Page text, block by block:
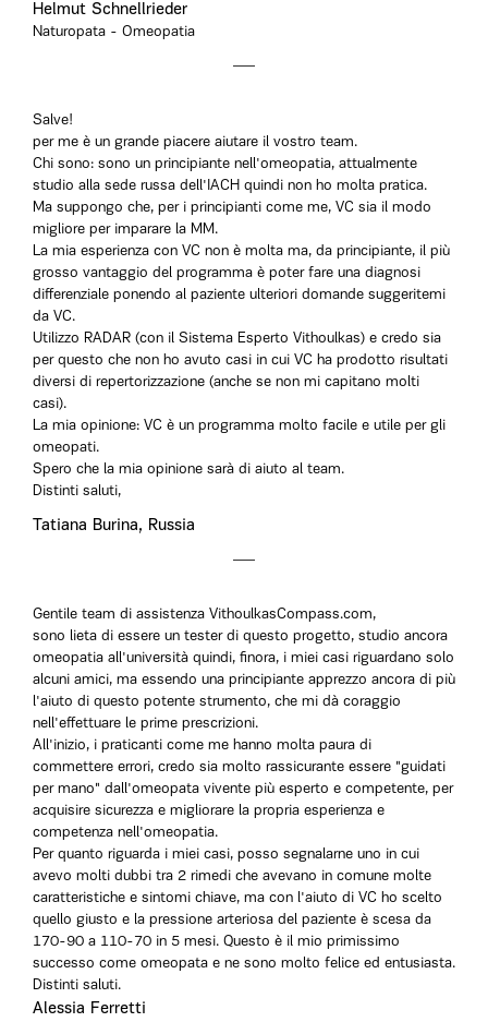
Helmut Schnellrieder
Naturopata - Omeopatia
Salve!
per me è un grande piacere aiutare il vostro team.
Chi sono: sono un principiante nell'omeopatia, attualmente
studio alla sede russa dell'IACH quindi non ho molta pratica.
Ma suppongo che, per i principianti come me, VC sia il modo
migliore per imparare la MM.
La mia esperienza con VC non è molta ma, da principiante, il più
grosso vantaggio del programma è poter fare una diagnosi
differenziale ponendo al paziente ulteriori domande suggeritemi
da VC.
Utilizzo RADAR (con il Sistema Esperto Vithoulkas) e credo sia
per questo che non ho avuto casi in cui VC ha prodotto risultati
diversi di repertorizzazione (anche se non mi capitano molti
casi).
La mia opinione: VC è un programma molto facile e utile per gli
omeopati.
Spero che la mia opinione sarà di aiuto al team.
Distinti saluti,
Tatiana Burina, Russia
Gentile team di assistenza VithoulkasCompass.com,
sono lieta di essere un tester di questo progetto, studio ancora
omeopatia all'università quindi, finora, i miei casi riguardano solo
alcuni amici, ma essendo una principiante apprezzo ancora di più
l'aiuto di questo potente strumento, che mi dà coraggio
nell'effettuare le prime prescrizioni.
All'inizio, i praticanti come me hanno molta paura di
commettere errori, credo sia molto rassicurante essere "guidati
per mano" dall'omeopata vivente più esperto e competente, per
acquisire sicurezza e migliorare la propria esperienza e
competenza nell'omeopatia.
Per quanto riguarda i miei casi, posso segnalarne uno in cui
avevo molti dubbi tra 2 rimedi che avevano in comune molte
caratteristiche e sintomi chiave, ma con l'aiuto di VC ho scelto
quello giusto e la pressione arteriosa del paziente è scesa da
170-90 a 110-70 in 5 mesi. Questo è il mio primissimo
successo come omeopata e ne sono molto felice ed entusiasta.
Distinti saluti.
Alessia Ferretti